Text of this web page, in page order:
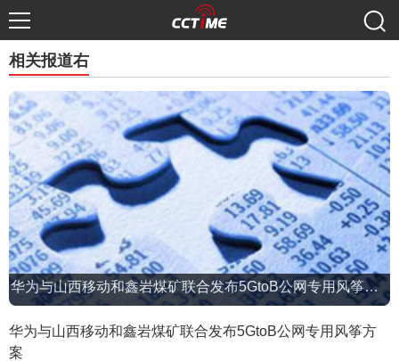
相关报道右
华为与山西移动和鑫岩煤矿联合发布5GtoB公网专用风筝方案
华为与山西移动和鑫岩煤矿联合发布5GtoB公网专用风筝方
案